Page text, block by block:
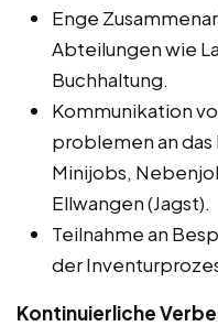
Enge
Abteilungen wie
Buchhaltung.
Kommunikation
problemen an
Minijobs,
Ellwangen (Jagst).
Teilnahme an
der
Kontinuierliche